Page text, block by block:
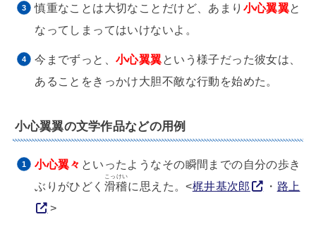
慎重なことは大切なことだけど、あまり 小心翼翼 と
なってしまってはいけないよ。
今までずっと、小心翼翼という様子だった彼女は、
あることをきっかけ大胆不敵な行動を始めた。
小心翼翼の文学作品などの用例
小心翼々 といったようなその瞬間までの自分の歩き
ぶりがひどく 滑稽
こっけい
に思えた。<梶井基次郎 ・ 路上
>